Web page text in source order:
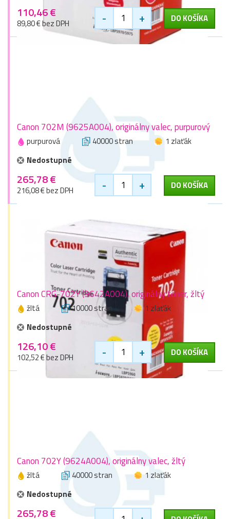
110,46 €
89,80 € bez DPH - + DO KOŠÍKA
Canon 702M (9625A004), originálny valec, purpurový
purpurová 40000 stran
1 zlaťák
Nedostupné
265,78 €
216,08 € bez DPH - + DO KOŠÍKA
Canon CRG-702Y (9642A004), originálny toner, žltý
žltá 10000 stran
1 zlaťák
Nedostupné
126,10 €
102,52 € bez DPH - + DO KOŠÍKA
Canon 702Y (9624A004), originálny valec, žltý
žltá 40000 stran
1 zlaťák
Nedostupné
265,78 €